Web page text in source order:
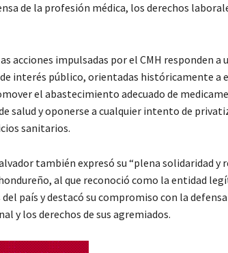
de la profesión médica, los derechos
acciones impulsadas por el CMH responden a
interés público, orientadas históricamente a
el abastecimiento adecuado de
salud y oponerse a cualquier intento de
sanitarios.
también expresó su “plena solidaridad y
al que reconoció como la entidad
país y destacó su compromiso con la
y los derechos de sus agremiados.